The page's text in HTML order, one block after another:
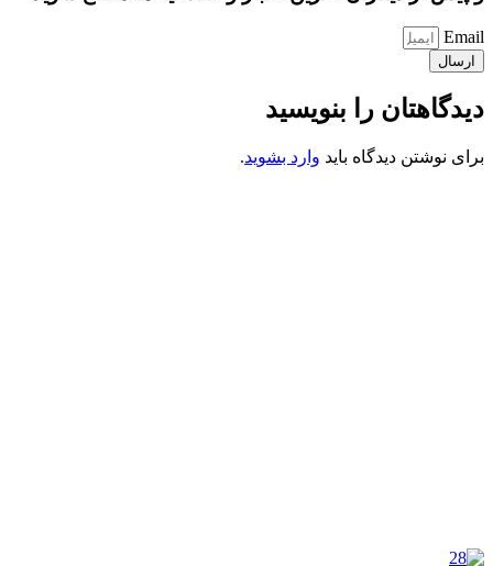
Email
ارسال
دیدگاهتان را بنویسید
برای نوشتن دیدگاه باید وارد بشوید.